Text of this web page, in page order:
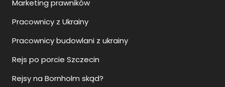
Marketing prawników
Pracownicy z Ukrainy
Pracownicy budowlani z ukrainy
Rejs po porcie Szczecin
Rejsy na Bornholm skąd?